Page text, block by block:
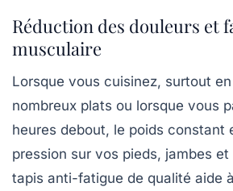
Réduction des douleurs et
musculaire
Lorsque vous cuisinez, surtout
nombreux plats ou lorsque vous
heures debout, le poids constant
pression sur vos pieds, jambes
tapis anti-fatigue de qualité aide